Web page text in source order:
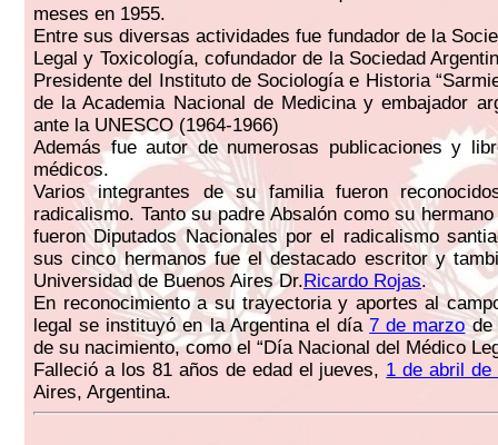
meses en 1955.
Entre sus diversas actividades fue fundador de la
Legal y Toxicología, cofundador de la Sociedad
Presidente del Instituto de Sociología e Historia
de la Academia Nacional de Medicina y embajador
ante la UNESCO (1964-1966)
Además fue autor de numerosas publicaciones y
médicos.
Varios integrantes de su familia fueron
radicalismo. Tanto su padre Absalón como su
fueron Diputados Nacionales por el radicalismo
sus cinco hermanos fue el destacado escritor y
Universidad de Buenos Aires Dr.Ricardo Rojas.
En reconocimiento a su trayectoria y aportes al
legal se instituyó en la Argentina el día7 de marzode
de su nacimiento, como el “Día Nacional del Médico
Falleció a los 81 años de edad el jueves, 1 de abril de
Aires, Argentina.